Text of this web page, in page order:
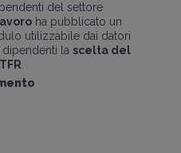
del settore
ha pubblicato un
utilizzabile dai datori
la scelta del